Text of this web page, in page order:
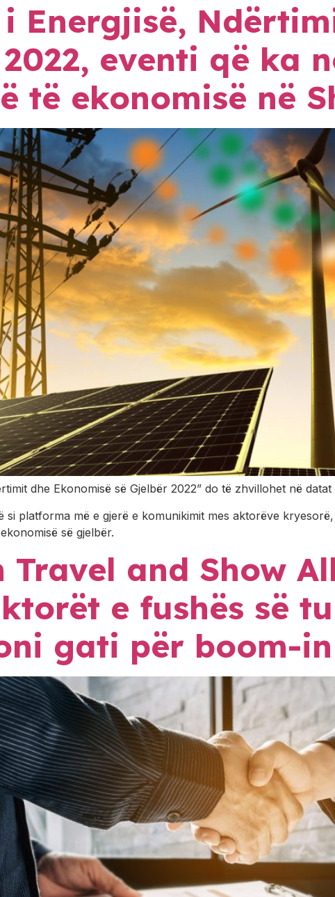
Energjisë,
eventi që ka
të ekonomisë në
dhe Ekonomisë së Gjelbër 2022” do të zhvillohet në
si platforma më e gjerë e komunikimit mes aktorëve
së gjelbër.
Travel and Show
e fushës së
gati për boom-